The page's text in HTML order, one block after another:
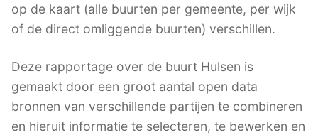
op de kaart (alle buurten per gemeente, per wijk
of de direct omliggende buurten) verschillen.
Deze rapportage over de buurt Hulsen is
gemaakt door een groot aantal open data
bronnen van verschillende partijen te combineren
en hieruit informatie te selecteren, te bewerken en